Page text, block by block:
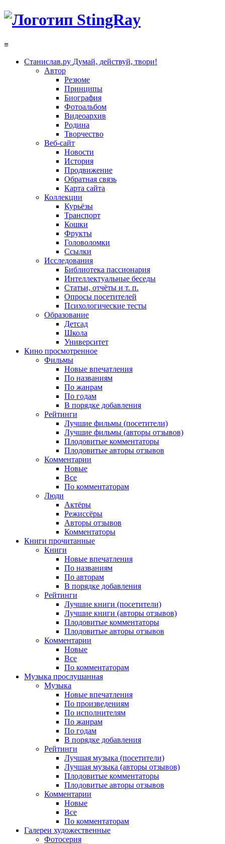
≡
Станислав.ру Думай, действуй, твори!
Автор
Резюме
Принципы
Биография
Фотоальбом
Видеоархив
Родина
Творчество
Веб-сайт
Новости
История
Продвижение
Обратная связь
Карта сайта
Коллекции
Курьёзы
Транспорт
Кошки
Фрукты
Головоломки
Ссылки
Исследования
Библиотека пассионария
Интеллектуальные беседы
Статьи, отчёты и т. п.
Опросы посетителей
Психологические тесты
Образование
Детсад
Школа
Университет
Кино просмотренное
Фильмы
Новые впечатления
По названиям
По жанрам
По годам
В порядке добавления
Рейтинги
Лучшие фильмы (посетители)
Лучшие фильмы (авторы отзывов)
Плодовитые комментаторы
Плодовитые авторы отзывов
Комментарии
Новые
Все
По комментаторам
Люди
Актёры
Режиссёры
Авторы отзывов
Комментаторы
Книги прочитанные
Книги
Новые впечатления
По названиям
По авторам
В порядке добавления
Рейтинги
Лучшие книги (посетители)
Лучшие книги (авторы отзывов)
Плодовитые комментаторы
Плодовитые авторы отзывов
Комментарии
Новые
Все
По комментаторам
Музыка прослушанная
Музыка
Новые впечатления
По произведениям
По исполнителям
По жанрам
По годам
В порядке добавления
Рейтинги
Лучшая музыка (посетители)
Лучшая музыка (авторы отзывов)
Плодовитые комментаторы
Плодовитые авторы отзывов
Комментарии
Новые
Все
По комментаторам
Галереи художественные
Фотосерия